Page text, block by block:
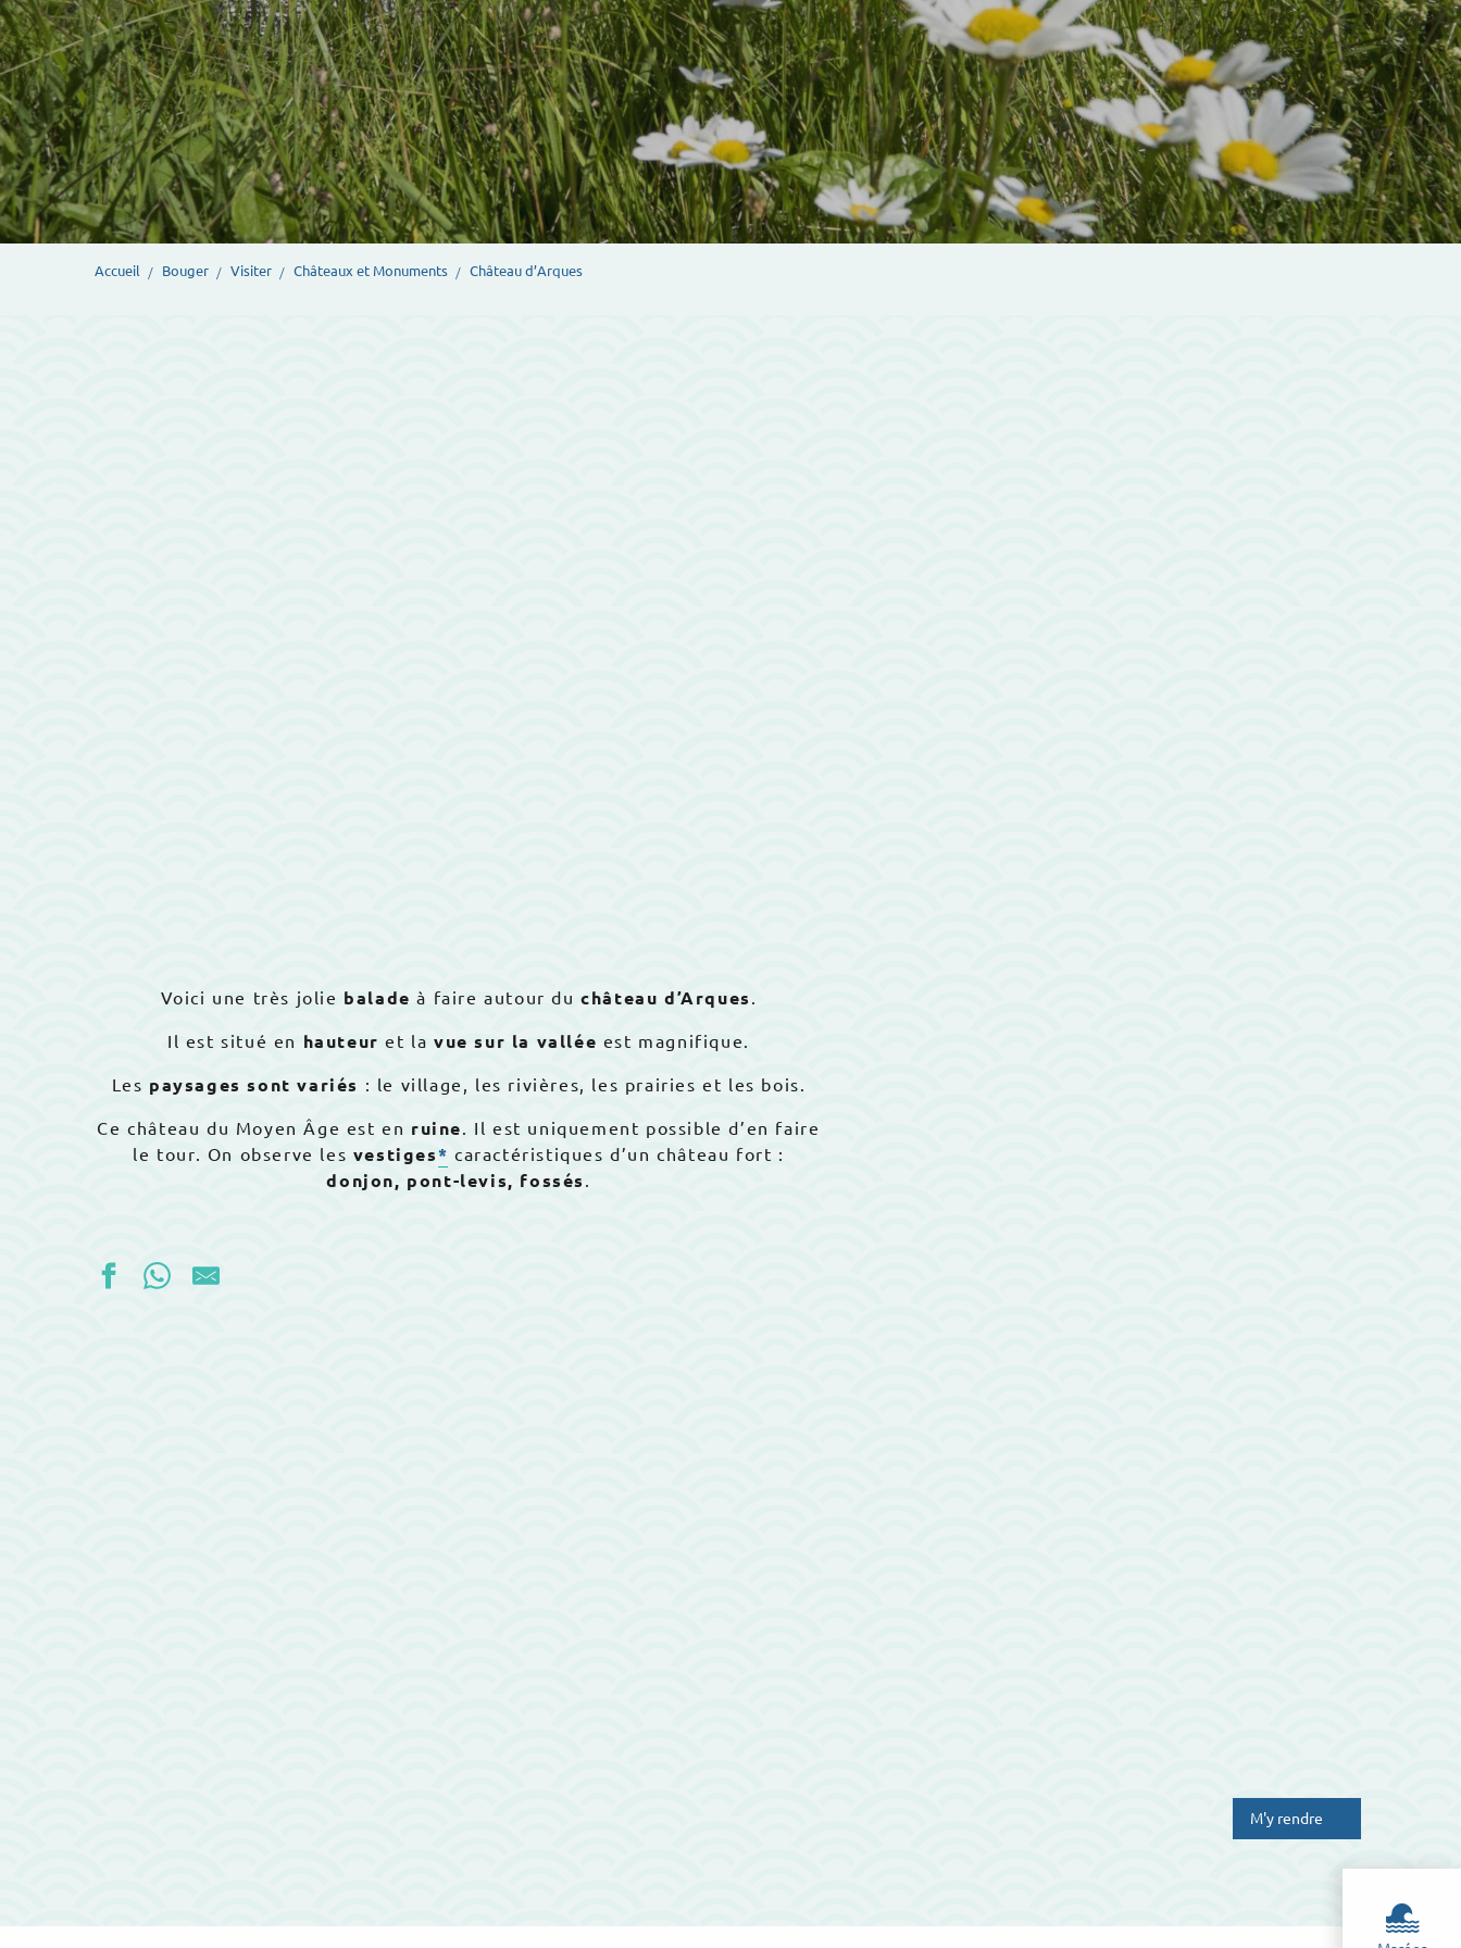
Accueil Bouger Visiter Châteaux et Monuments Château d’Arques
Voici une très jolie balade à faire autour duchâteau d’Arques .
Il est situé en hauteur et lavue sur la vallée est magnifique.
Les paysages sont variés : le village, les rivières, les prairies et les bois.
Ce château du Moyen Âge est en ruine. Il est uniquement possible d’en faire
le tour. On observe les vestiges* caractéristiques d’un château fort :
donjon, pont-levis, fossés .
M'y rendre